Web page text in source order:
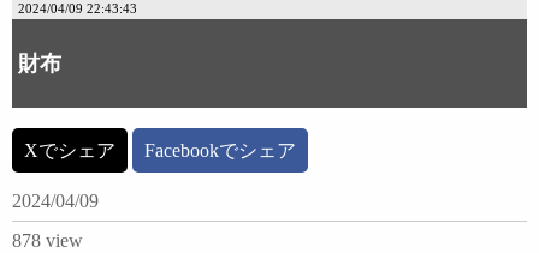
2024/04/09 22:43:43
財布
Xでシェア Facebookでシェア
2024/04/09
878 view